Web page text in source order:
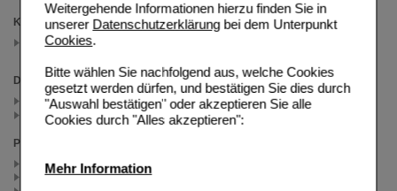
Weitergehende Informationen hierzu finden Sie in
unserer Datenschutzerklärungbei dem Unterpunkt
Cookies.
Bitte wählen Sie nachfolgend aus, welche Cookies
gesetzt werden dürfen, und bestätigen Sie dies durch
"Auswahl bestätigen" oder akzeptieren Sie alle
Cookies durch "Alles akzeptieren":
Mehr Information
Kategorien
Tabletten & Kapseln
Darreichungsform
Filmtabletten (3)
Tabletten (3)
Packungsgröße
50 St (2)
20 St (2)